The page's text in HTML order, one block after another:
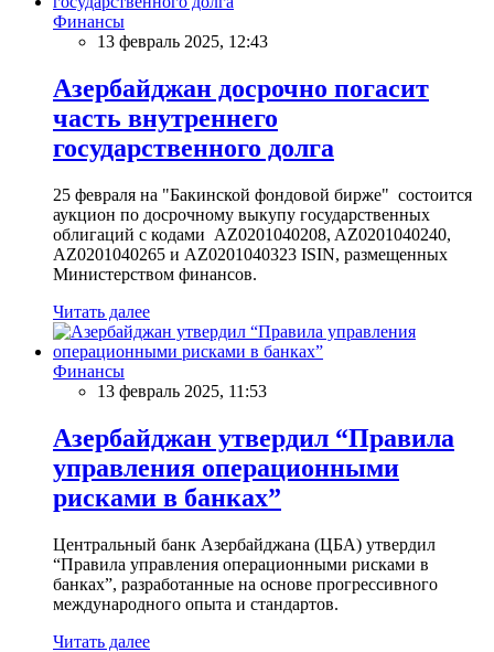
Финансы
13 февраль 2025, 12:43
Азербайджан досрочно погасит
часть внутреннего
государственного долга
25 февраля на "Бакинской фондовой бирже" состоится
аукцион по досрочному выкупу государственных
облигаций с кодами AZ0201040208, AZ0201040240,
AZ0201040265 и AZ0201040323 ISIN, размещенных
Министерством финансов.
Читать далее
Финансы
13 февраль 2025, 11:53
Азербайджан утвердил “Правила
управления операционными
рисками в банках”
Центральный банк Азербайджана (ЦБА) утвердил
“Правила управления операционными рисками в
банках”, разработанные на основе прогрессивного
международного опыта и стандартов.
Читать далее